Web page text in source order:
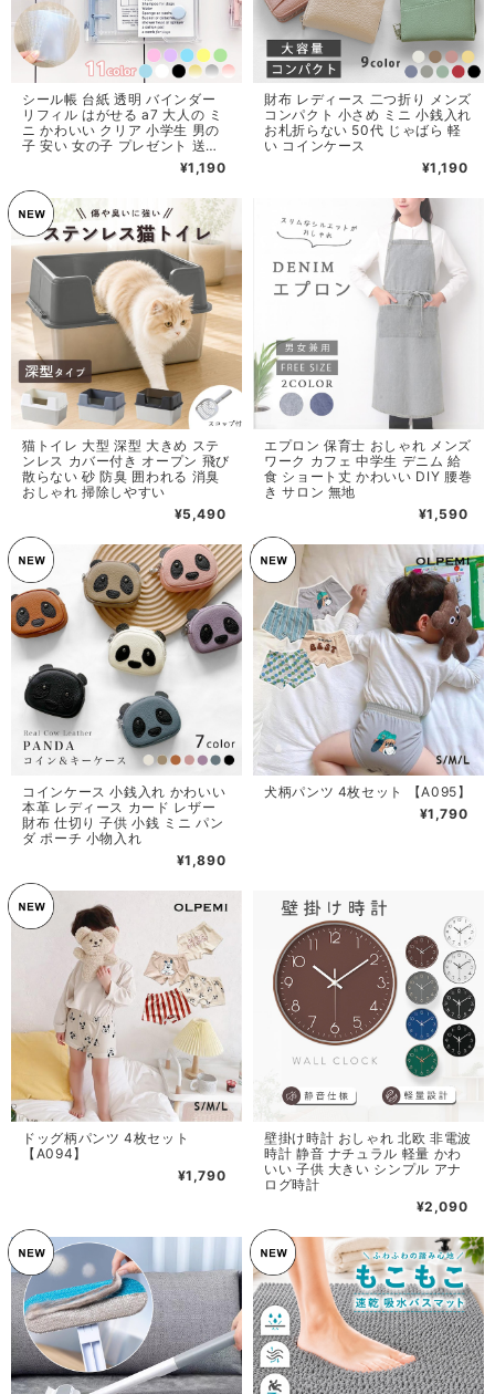
シール帳 台紙 透明 バインダー
リフィル はがせる a7 大人の ミ
ニ かわいい クリア 小学生 男の
子 安い 女の子 プレゼント 送料
¥1,190
財布 レディース 二つ折り メンズ
コンパクト 小さめ ミニ 小銭入れ
お札折らない 50代 じゃばら 軽
い コインケース
¥1,190
猫トイレ 大型 深型 大きめ ステ
ンレス カバー付き オープン 飛び
散らない 砂 防臭 囲われる 消臭
おしゃれ 掃除しやすい
¥5,490
エプロン 保育士 おしゃれ メンズ
ワーク カフェ 中学生 デニム 給
食 ショート丈 かわいい DIY 腰巻
き サロン 無地
¥1,590
コインケース 小銭入れ かわいい
本革 レディース カード レザー
財布 仕切り 子供 小銭 ミニ パン
ダ ポーチ 小物入れ
¥1,890
犬柄パンツ 4枚セット 【A095】
¥1,790
ドッグ柄パンツ 4枚セット
【A094】
¥1,790
壁掛け時計 おしゃれ 北欧 非電波
時計 静音 ナチュラル 軽量 かわ
いい 子供 大きい シンプル アナ
ログ時計
¥2,090